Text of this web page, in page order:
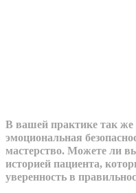
В вашей практике так
эмоциональная
мастерство. Можете ли
историей пациента,
уверенность в